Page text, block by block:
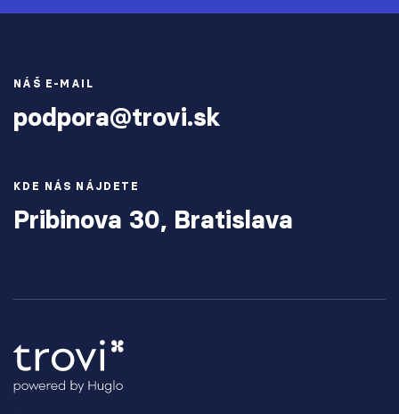
NÁŠ E-MAIL
podpora@trovi.sk
KDE NÁS NÁJDETE
Pribinova 30, Bratislava